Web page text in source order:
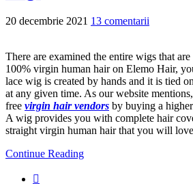
20 decembrie 2021 13 comentarii
There are examined the entire wigs that
100% virgin human hair on Elemo Hair,
lace wig is created by hands and it is tied
at any given time. As our website
free virgin hair vendors by buying a
A wig provides you with complete hair
straight virgin human hair that you will
Continue Reading